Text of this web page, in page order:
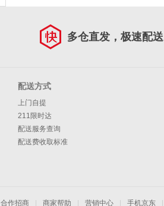
多仓直发，极速配送
配送方式
上门自提
211限时达
配送服务查询
配送费收取标准
合作招商 商家帮助 营销中心 手机京东